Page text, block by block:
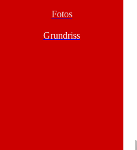
Fotos
Grundriss